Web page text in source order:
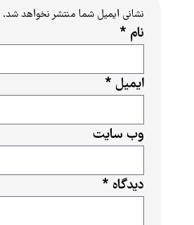
نشانی ایمیل شما منتشر نخواهد شد.
دیدگاه *
نام *
ایمیل *
وب‌ سایت